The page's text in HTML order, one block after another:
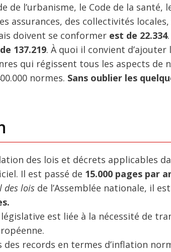
de l’urbanisme, le Code de la santé,
assurances, des collectivités
doivent se conformer est de 22.334
137.219. À quoi il convient
qui régissent tous les aspects de
normes. Sans oublier les
des lois et décrets applicables
Il est passé de 15.000 pages par
des lois de l’Assemblée nationale, il
est liée à la nécessité de
records en termes d’inflation